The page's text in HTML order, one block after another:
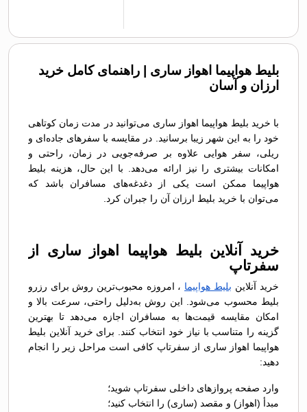
بلیط هواپیما اهواز ساری | راهنمای کامل خرید
ارزان و آسان
با خرید بلیط هواپیما اهواز ساری می‌توانید در مدت زمان کوتاهی
خود را به این شهر زیبا برسانید. در مقایسه با سفرهای جاده‌ای و
ریلی، سفر هوایی علاوه بر صرفه‌جویی در زمان، راحتی و
امکانات بیشتری را نیز ارائه می‌دهد. با این حال، هزینه بلیط
هواپیما ممکن است یکی از دغدغه‌های مسافران باشد که
می‌توان با خرید بلیط ارزان آن را جبران کرد.
خرید آنلاین بلیط هواپیما اهواز ساری از
سفرتاپ
خرید آنلاین بلیط هواپیما ، امروزه محبوب‌ترین روش برای رزرو
بلیط محسوب می‌شود. این روش به‌دلیل راحتی، سرعت بالا و
امکان مقایسه قیمت‌ها به مسافران اجازه می‌دهد تا بهترین
گزینه را متناسب با نیاز خود انتخاب کنند. برای خرید آنلاین بلیط
هواپیما اهواز ساری از سفرتاپ کافی است مراحل زیر را انجام
دهید:
وارد صفحه پروازهای داخلی سفرتاپ شوید؛
مبدأ (اهواز) و مقصد (ساری) را انتخاب کنید؛